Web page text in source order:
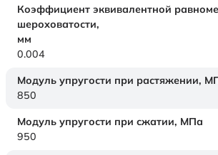
Коэффициент эквивалентной
шероховатости,
мм
0.004
Модуль упругости при растяжении,
850
Модуль упругости при сжатии, МПа
950